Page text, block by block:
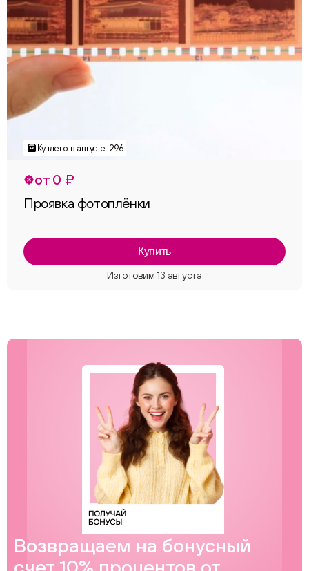
от 0 ₽
Проявка фотоплёнки
Купить
Возвращаем на бонусный